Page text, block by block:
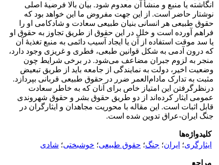
انگاشته یا منبع و منشأ آن معدوم شود. بیان بالا فرضیۀ اصلی
نوشتار حاضر است. از این جهت مفروض ما این خواهد بود که
حقوق طبیعی هر انسانی بنیان طبیعی سعادت و شادکامی او را
فراهم آورده است و خلل در این حقوق از طریق تجاوز به حقوق او
یا سد موقت استفاده از آن یا ایجاد آسیب دائمی به منبع تغذیۀ آن
که درون آدمی به شکل قوانین طبعی، فطری و غریزی وجود دارد،
منجر به لزوم جبران مضاعف می‌شود. در برخی شرایط چون
وضعیت اخیر، دولت به نمایندگی از جامعه باید از طریق تبعیض
مثبت به تدارک مادام‌العمر ضرر در حقوق طبیعی قربانی بپردازد.
درنظرگرفتن این امتیاز خاص برای آنان که به خاطر سعادت
عمومی ایثار کرده‌اند از دو طریق حقوق بشر و حقوق شهروندی
قابل اثبات است. این مقاله با محوریت مجاهدان و ایثارگران در
جنگ ایران-عراق تدوین شده است.
کلیدواژه‌ها
ایثارگری؛ ایران؛ جنگ؛ حقوق طبیعی؛ خوشبختی؛ شادی
مراجع